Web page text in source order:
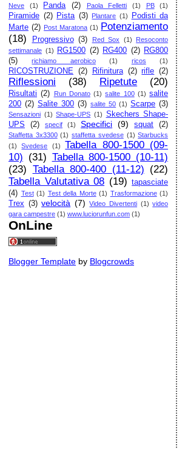
Neve (1) Panda (2) Paola Felletti (1) PB (1)
Piramide (2) Pista (3) Plantare (1)
Podisti da
Marte (2) Post Maratona (1) Potenziamento
(18)
Progressivo (3) Red Sox (1)
Resoconto
settimanale (1) RG1500 (2) RG400 (2) RG800
(5)
richiamo aerobico (1) ricos (1)
RICOSTRUZIONE (2) Rifinitura (2) rifle (2)
Riflessioni (38) Ripetute (20)
Risultati (2) Run Donato (1) salite 100 (1) salite
200 (2) Salite 300 (3) salite 50 (1) Scarpe (3)
Sensazioni (1) Shape-UPS (1) Skechers Shape-
UPS
(2) specif (1) Specifici (9) squat (2)
Staffetta 3x3300 (1) staffetta svedese (1) Starbucks
(1)
Svedese (1)
Tabella 800-1500 (09-
10) (31) Tabella 800-1500 (10-11)
(23) Tabella 800-400 (11-12) (22)
Tabella Valutativa 08 (19) tapasciate
(4) Test (1) Test della Morte (1) Trasformazione (1)
Trex (3) velocità (7) Video Divertenti (1) video
gara campestre (1) www.luciorunfun.com (1)
OnLine
Blogger Template by Blogcrowds